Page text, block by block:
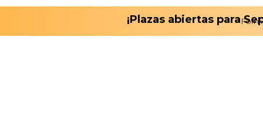
¡Plazas abiertas para